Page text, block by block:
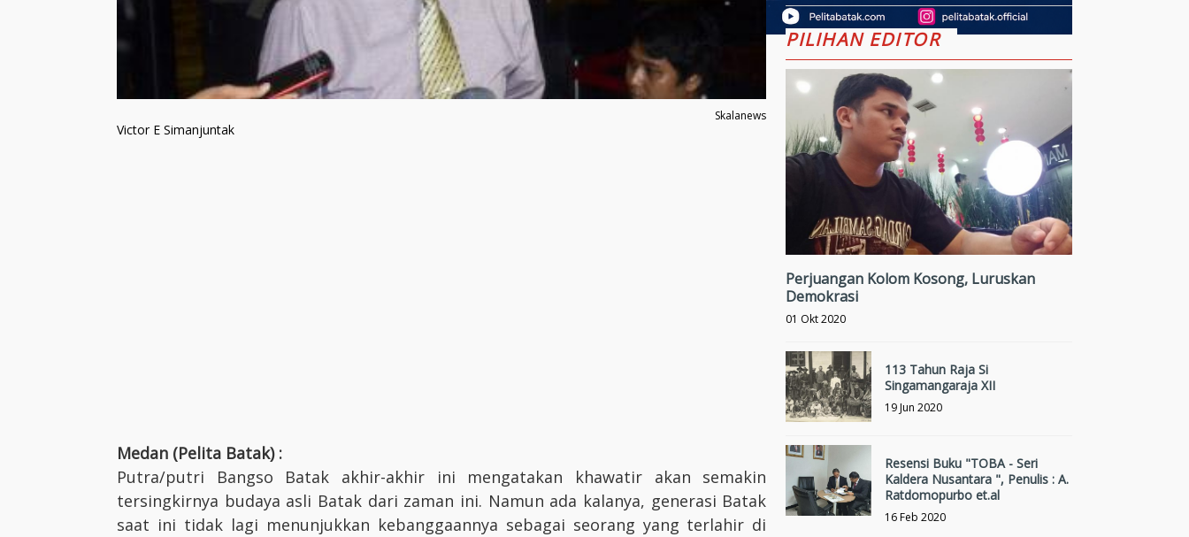
Skalanews
Victor E Simanjuntak
Medan (Pelita Batak) :
Putra/putri Bangso Batak akhir-akhir ini mengatakan khawatir akan semakin
tersingkirnya budaya asli Batak dari zaman ini. Namun ada kalanya, generasi Batak
saat ini tidak lagi menunjukkan kebanggaannya sebagai seorang yang terlahir di
PILIHAN EDITOR
Perjuangan Kolom Kosong, Luruskan
Demokrasi
01 Okt 2020
113 Tahun Raja Si
Singamangaraja XII
19 Jun 2020
Resensi Buku "TOBA - Seri
Kaldera Nusantara ", Penulis : A.
Ratdomopurbo et.al
16 Feb 2020